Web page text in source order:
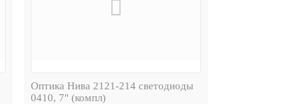
Оптика Нива 2121-214 светодиоды
0410, 7" (компл)